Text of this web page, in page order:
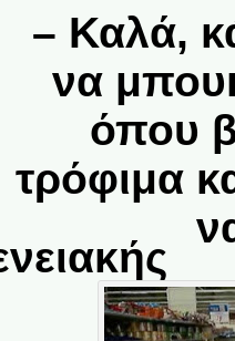
– Καλά,
να
όπου
τρόφιμα